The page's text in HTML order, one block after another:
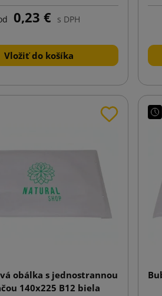
0,23 € s DPH
Vložiť do košíka
obálka s jednostrannou
140x225 B12 biela